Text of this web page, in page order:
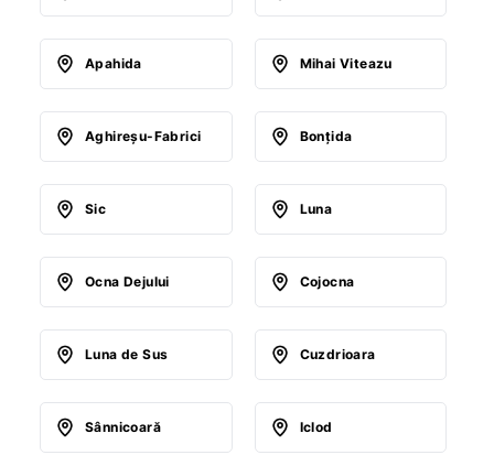
Apahida Mihai Viteazu
Aghireşu-Fabrici Bonţida
Sic Luna
Ocna Dejului Cojocna
Luna de Sus Cuzdrioara
Sânnicoară Iclod